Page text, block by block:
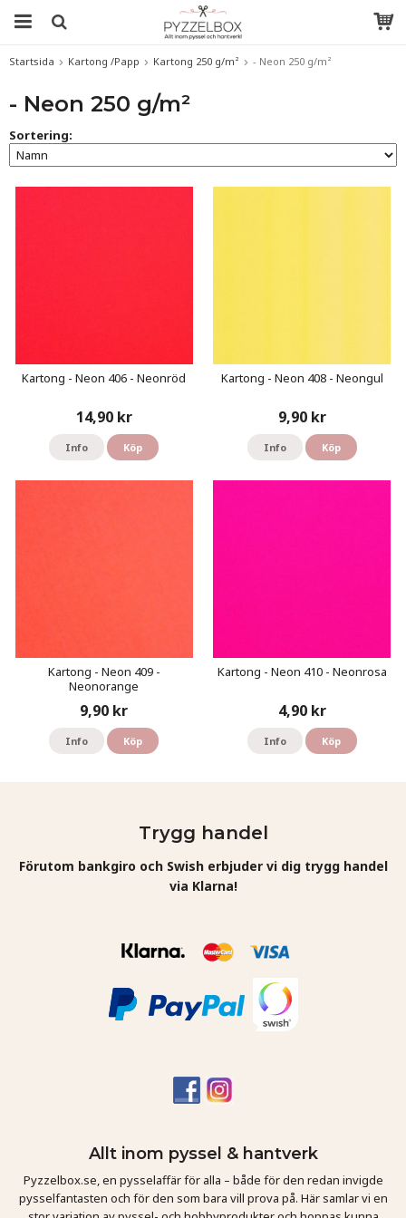
Startsida Kartong /Papp Kartong 250 g/m² - Neon 250 g/m²
- Neon 250 g/m²
Sortering:
Kartong - Neon 406 - Neonröd
14,90 kr
Info Köp
Kartong - Neon 408 - Neongul
9,90 kr
Info Köp
Kartong - Neon 409 -
Neonorange
9,90 kr
Info Köp
Kartong - Neon 410 - Neonrosa
4,90 kr
Info Köp
Trygg handel
Förutom bankgiro och Swish erbjuder vi dig trygg handel
via Klarna!
Allt inom pyssel & hantverk
Pyzzelbox.se, en pysselaffär för alla – både för den redan invigde
pysselfantasten och för den som bara vill prova på. Här samlar vi en